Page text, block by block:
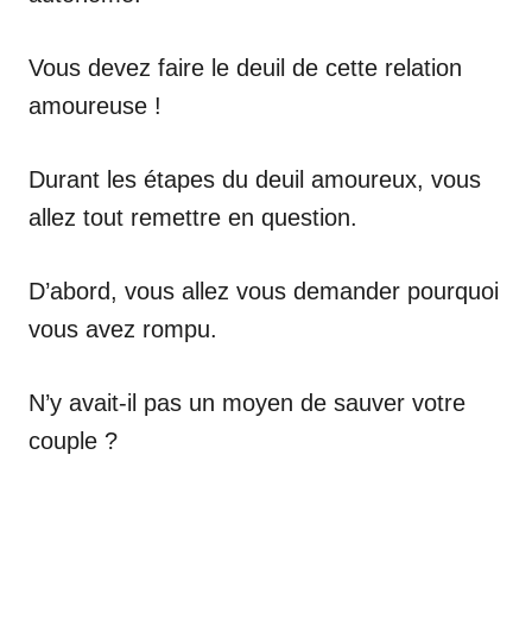
Vous devez faire le deuil de cette relation
amoureuse !
Durant les étapes du deuil amoureux, vous
allez tout remettre en question.
D’abord, vous allez vous demander pourquoi
vous avez rompu.
N’y avait-il pas un moyen de sauver votre
couple ?